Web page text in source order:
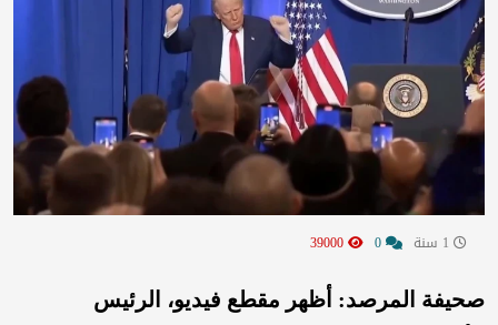
صحيفة المرصد: أظهر مقطع فيديو، الرئيس